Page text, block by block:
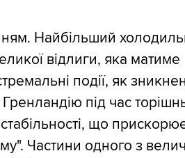
Найбільший
відлиги, яка матиме
події, як
під час
що
Частини одного з